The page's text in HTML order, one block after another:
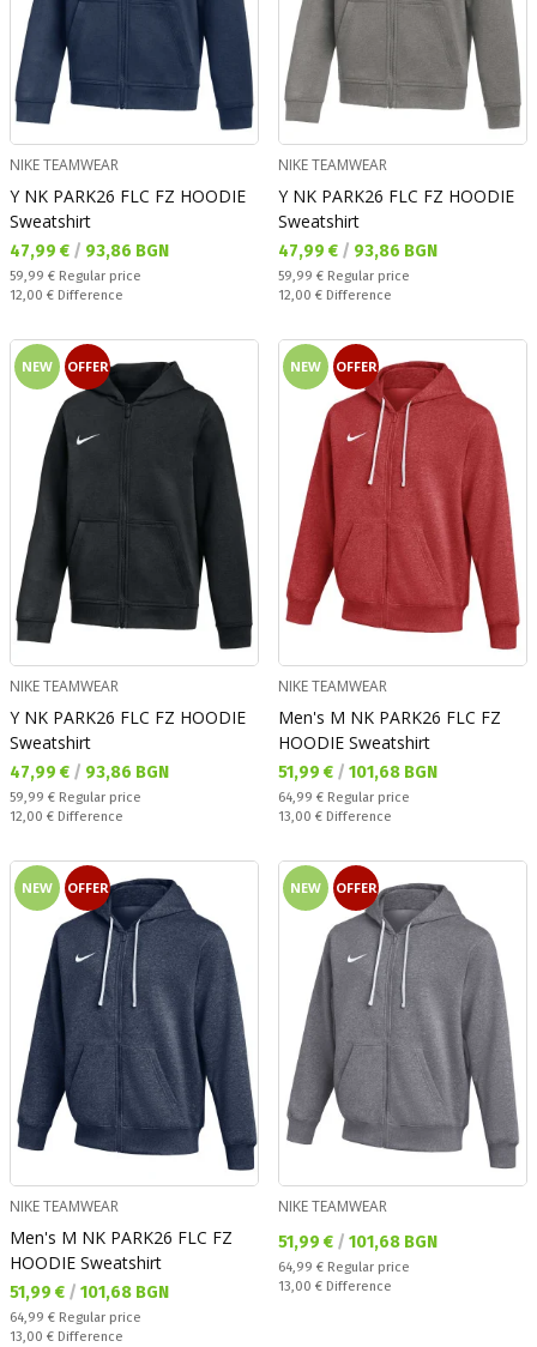
NIKE TEAMWEAR
Y NK PARK26 FLC FZ HOODIE
Sweatshirt
Текуща цена:
47,99 € / 93,86 BGN
Regular price:
59,99 € Regular price
Спестявате:
12,00 € Difference
NIKE TEAMWEAR
Y NK PARK26 FLC FZ HOODIE
Sweatshirt
Текуща цена:
47,99 € / 93,86 BGN
Regular price:
59,99 € Regular price
Спестявате:
12,00 € Difference
NEW OFFER
NIKE TEAMWEAR
Y NK PARK26 FLC FZ HOODIE
Sweatshirt
Текуща цена:
47,99 € / 93,86 BGN
Regular price:
59,99 € Regular price
Спестявате:
12,00 € Difference
NEW OFFER
NIKE TEAMWEAR
Men's M NK PARK26 FLC FZ
HOODIE Sweatshirt
Текуща цена:
51,99 € / 101,68 BGN
Regular price:
64,99 € Regular price
Спестявате:
13,00 € Difference
NEW OFFER
NIKE TEAMWEAR
Men's M NK PARK26 FLC FZ
HOODIE Sweatshirt
Текуща цена:
51,99 € / 101,68 BGN
Regular price:
64,99 € Regular price
Спестявате:
13,00 € Difference
NEW OFFER
NIKE TEAMWEAR
Текуща цена:
51,99 € / 101,68 BGN
Regular price:
64,99 € Regular price
Спестявате:
13,00 € Difference